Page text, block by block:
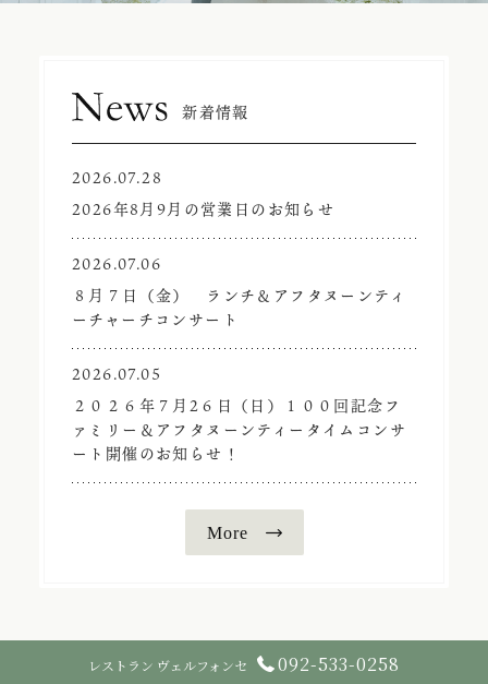
新着情報
2026.07.28
2026年8月9月の営業日のお知らせ
2026.07.06
８月７日（金） ランチ＆アフタヌーンティ
ーチャーチコンサート
2026.07.05
２０２６年７月2６日（日）１００回記念フ
ァミリー＆アフタヌーンティータイムコンサ
ート開催のお知らせ！
レストラン ヴェルフォンセ 092-533-0258